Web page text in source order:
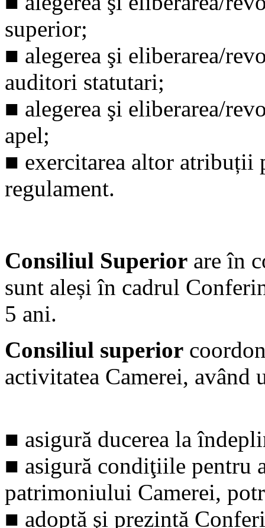
superior;
■ alegerea şi eliberarea/
auditori statutari;
■ alegerea şi eliberarea/
apel;
■ exercitarea altor atribuții
regulament.
Consiliul Superior are în
sunt aleși în cadrul
5 ani.
Consiliul superior
activitatea Camerei,
■ asigură ducerea la
■ asigură condiţiile pentru
patrimoniului Camerei,
■ adoptă şi prezintă